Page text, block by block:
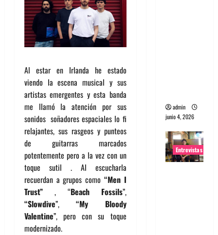
Al estar en Irlanda he estado
viendo la escena musical y sus
artistas emergentes y esta banda
me llamó la atención por sus
sonidos soñadores espaciales lo fi
relajantes, sus rasgeos y punteos
de guitarras marcados
potentemente pero a la vez con un
toque sutil . Al escucharla
recuerdan a grupos como “Men I
Trust” , “Beach Fossils”,
“Slowdive”,“My Bloody
Valentine”, pero con su toque
modernizado.
admin
junio 4, 2026
Entrevistas